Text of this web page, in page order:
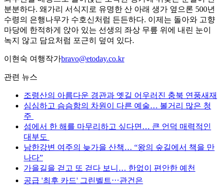
분분하다. 왜가리 서식지로 유명한 산 아래 생가 옆으론 500년
수령의 은행나무가 수호신처럼 든든하다. 이제는 돌아와 고향
마당에 한적하게 앉아 있는 선생의 좌상 무릎 위에 내린 눈이
녹지 않고 담요처럼 포근히 덮여 있다.
이현숙 여행작가bravo@etoday.co.kr
관련 뉴스
조령산의 아름다운 경관과 옛길 어우러진 충북 연풍새재
심심하고 슴슴함의 차원이 다른 예술… 볼거리 많은 청
주
섬에서 한 해를 마무리하고 싶다면… 큰 언덕 매력적인
대부도
남한강변 여주의 늦가을 산책… “왕의 숲길에서 책을 만
나다”
가을길을 걷고 또 걷다 보니… 한없이 편안한 예천
공급 '최후 카드' 그린벨트⋯관건은